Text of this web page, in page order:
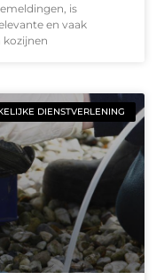
is
en vaak
kozijnen
DIENSTVERLENING